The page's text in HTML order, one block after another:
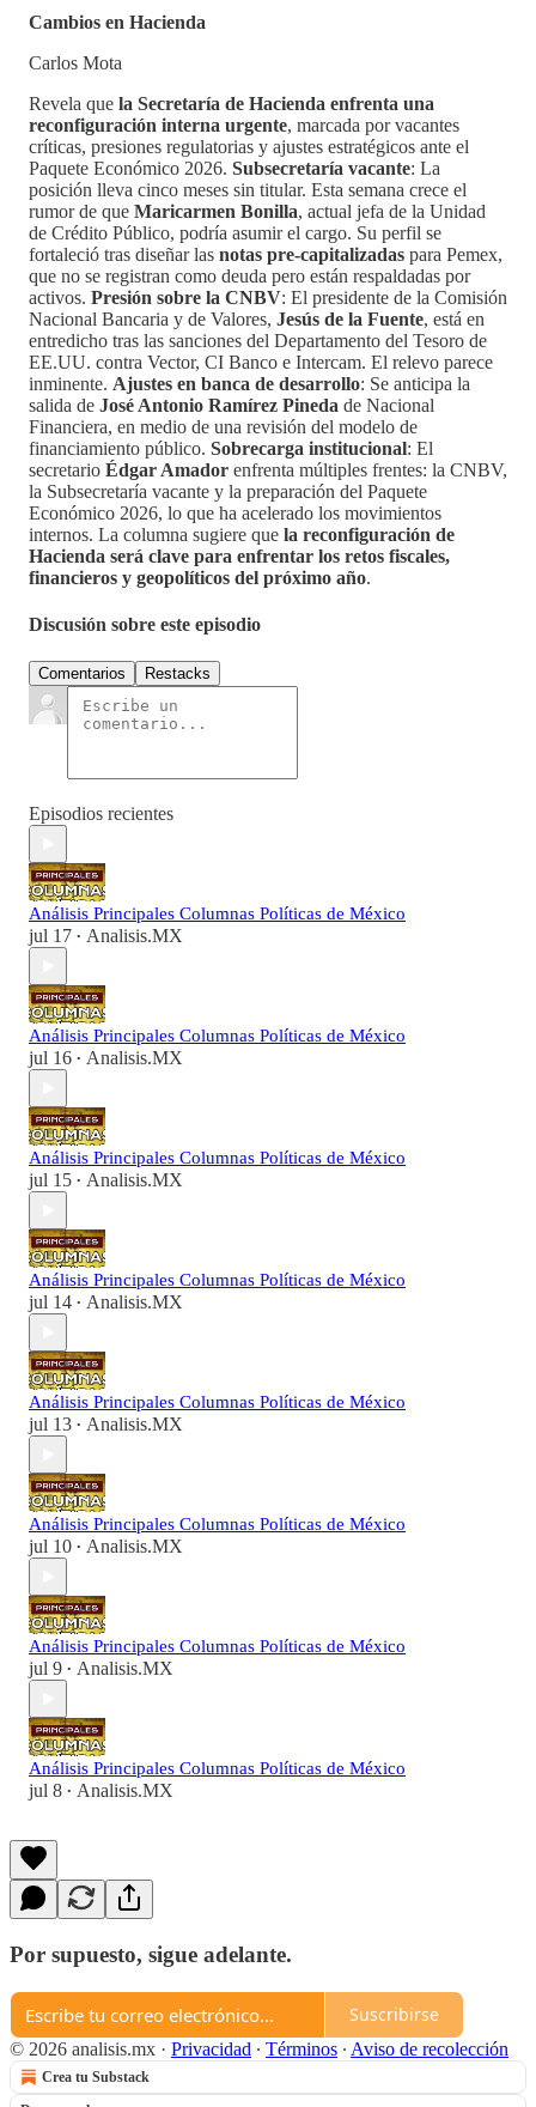
Cambios en Hacienda
Carlos Mota
Revela que la Secretaría de Hacienda enfrenta una
reconfiguración interna urgente, marcada por vacantes
críticas, presiones regulatorias y ajustes estratégicos ante el
Paquete Económico 2026. Subsecretaría vacante: La
posición lleva cinco meses sin titular. Esta semana crece el
rumor de que Maricarmen Bonilla, actual jefa de la Unidad
de Crédito Público, podría asumir el cargo. Su perfil se
fortaleció tras diseñar las notas pre-capitalizadas para Pemex,
que no se registran como deuda pero están respaldadas por
activos. Presión sobre la CNBV: El presidente de la Comisión
Nacional Bancaria y de Valores, Jesús de la Fuente, está en
entredicho tras las sanciones del Departamento del Tesoro de
EE.UU. contra Vector, CI Banco e Intercam. El relevo parece
inminente. Ajustes en banca de desarrollo: Se anticipa la
salida de José Antonio Ramírez Pineda de Nacional
Financiera, en medio de una revisión del modelo de
financiamiento público. Sobrecarga institucional: El
secretario Édgar Amador enfrenta múltiples frentes: la CNBV,
la Subsecretaría vacante y la preparación del Paquete
Económico 2026, lo que ha acelerado los movimientos
internos. La columna sugiere que la reconfiguración de
Hacienda será clave para enfrentar los retos fiscales,
financieros y geopolíticos del próximo año.
Discusión sobre este episodio
Comentarios Restacks
Episodios recientes
Análisis Principales Columnas Políticas de México
jul 17 • Analisis.MX
Análisis Principales Columnas Políticas de México
jul 16 • Analisis.MX
Análisis Principales Columnas Políticas de México
jul 15 • Analisis.MX
Análisis Principales Columnas Políticas de México
jul 14 • Analisis.MX
Análisis Principales Columnas Políticas de México
jul 13 • Analisis.MX
Análisis Principales Columnas Políticas de México
jul 10 • Analisis.MX
Análisis Principales Columnas Políticas de México
jul 9 • Analisis.MX
Análisis Principales Columnas Políticas de México
jul 8 • Analisis.MX
Por supuesto, sigue adelante.
Suscribirse
© 2026 analisis.mx · Privacidad ∙ Términos ∙ Aviso de recolección
Crea tu Substack